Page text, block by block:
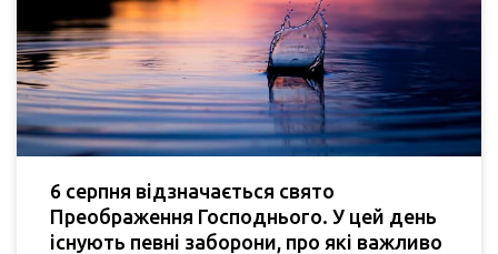
6 серпня відзначається свято
Преображення Господнього. У цей день
існують певні заборони, про які важливо